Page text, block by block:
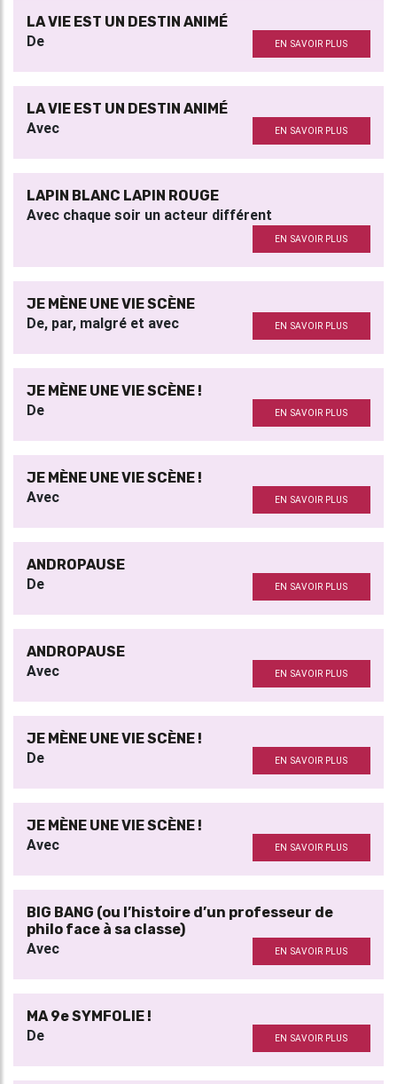
LA VIE EST UN DESTIN ANIMÉ
De EN SAVOIR PLUS
LA VIE EST UN DESTIN ANIMÉ
Avec EN SAVOIR PLUS
LAPIN BLANC LAPIN ROUGE
Avec chaque soir un acteur différent
EN SAVOIR PLUS
JE MÈNE UNE VIE SCÈNE
De, par, malgré et avec EN SAVOIR PLUS
JE MÈNE UNE VIE SCÈNE !
De EN SAVOIR PLUS
JE MÈNE UNE VIE SCÈNE !
Avec EN SAVOIR PLUS
ANDROPAUSE
De EN SAVOIR PLUS
ANDROPAUSE
Avec EN SAVOIR PLUS
JE MÈNE UNE VIE SCÈNE !
De EN SAVOIR PLUS
JE MÈNE UNE VIE SCÈNE !
Avec EN SAVOIR PLUS
BIG BANG (ou l’histoire d’un professeur de
philo face à sa classe)
Avec EN SAVOIR PLUS
MA 9e SYMFOLIE !
De EN SAVOIR PLUS